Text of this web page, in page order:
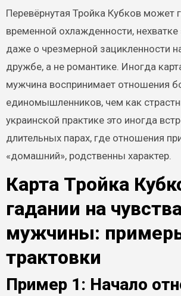
Перевёрнутая Тройка Кубков может
временной охлажденности,
даже о чрезмерной зацикленности
дружбе, а не романтике. Иногда
мужчина воспринимает отношения
единомышленников, чем как
украинской практике это иногда
длительных парах, где отношения
«домашний», родственны характер.
Карта Тройка
гадании на
мужчины:
трактовки
Пример 1: Начало